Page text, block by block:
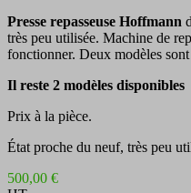
Presse repasseuse Hoffmann
très peu utilisée. Machine de
fonctionner. Deux modèles
Il reste 2 modèles disponibles
Prix à la pièce.
État proche du neuf, très peu
500,00 €